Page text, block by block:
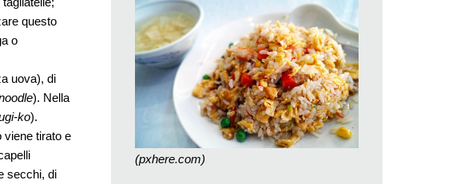
questo
o
uova), di
). Nella
ko).
viene tirato e
secchi, di
(pxhere.com)